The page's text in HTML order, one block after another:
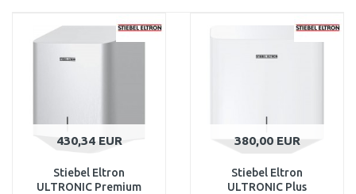
430,34 EUR
Stiebel Eltron
ULTRONIC Premium
380,00 EUR
Stiebel Eltron
ULTRONIC Plus